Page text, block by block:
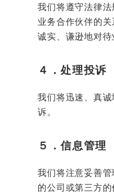
我们将遵守法律
业务合作伙伴的关
诚实、谦逊地对待
４．处理投诉
我们将迅速、真
诉。
５．信息管理
我们将注意妥善
的公司或第三方